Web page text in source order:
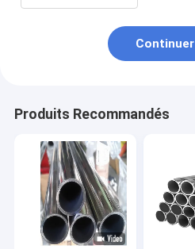
Continuer
Produits Recommandés